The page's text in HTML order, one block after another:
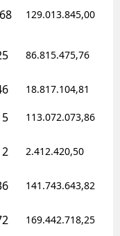
129.013.845,00
86.815.475,76
18.817.104,81
113.072.073,86
2.412.420,50
141.743.643,82
169.442.718,25